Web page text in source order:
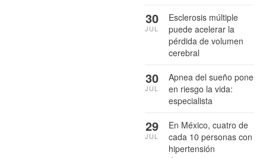
Esclerosis múltiple
puede acelerar la
pérdida de volumen
cerebral
30
JUL
Apnea del sueño pone
en riesgo la vida:
especialista
30
JUL
En México, cuatro de
cada 10 personas con
hipertensión
29
JUL